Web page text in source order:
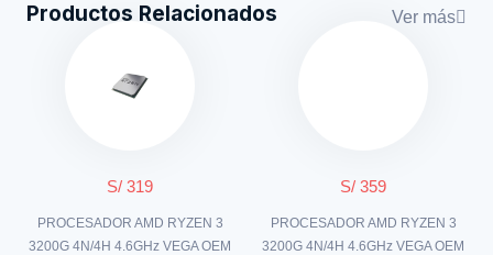
Productos Relacionados Ver más
S/ 319
PROCESADOR AMD RYZEN 3
3200G 4N/4H 4.6GHz VEGA OEM
S/ 359
PROCESADOR AMD RYZEN 3
3200G 4N/4H 4.6GHz VEGA OEM